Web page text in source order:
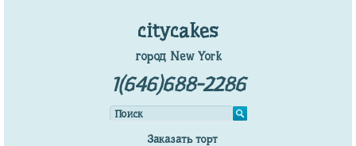
citycakes
город New York
1(646)688-2286
Заказать торт